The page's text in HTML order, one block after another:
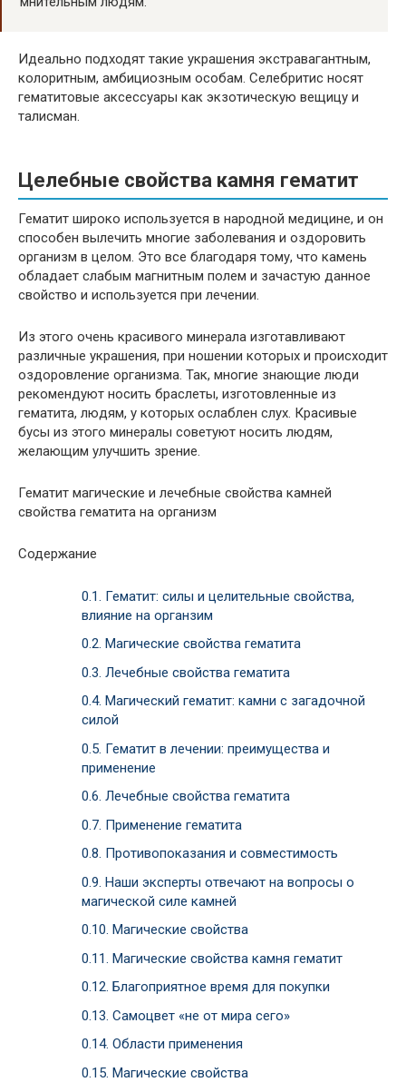
Идеально подходят такие украшения экстравагантным,
колоритным, амбициозным особам. Селебритис носят
гематитовые аксессуары как экзотическую вещицу и
талисман.
Целебные свойства камня гематит
Гематит широко используется в народной медицине, и он
способен вылечить многие заболевания и оздоровить
организм в целом. Это все благодаря тому, что камень
обладает слабым магнитным полем и зачастую данное
свойство и используется при лечении.
Из этого очень красивого минерала изготавливают
различные украшения, при ношении которых и происходит
оздоровление организма. Так, многие знающие люди
рекомендуют носить браслеты, изготовленные из
гематита, людям, у которых ослаблен слух. Красивые
бусы из этого минералы советуют носить людям,
желающим улучшить зрение.
Гематит магические и лечебные свойства камней
свойства гематита на организм
Содержание
0.1.
Гематит: силы и целительные свойства,
влияние на органзим
0.2. Магические свойства гематита
0.3. Лечебные свойства гематита
0.4. Магический гематит: камни с загадочной
силой
0.5. Гематит в лечении: преимущества и
применение
0.6. Лечебные свойства гематита
0.7. Применение гематита
0.8. Противопоказания и совместимость
0.9. Наши эксперты отвечают на вопросы о
магической силе камней
0.10. Магические свойства
0.11. Магические свойства камня гематит
0.12. Благоприятное время для покупки
0.13. Самоцвет «не от мира сего»
0.14. Области применения
0.15. Магические свойства